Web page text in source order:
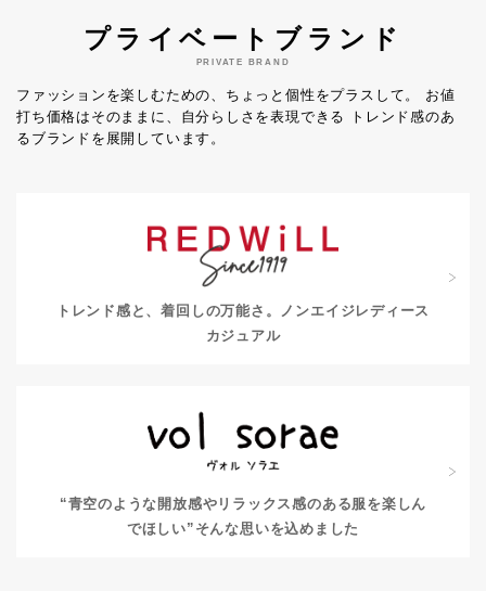
プライベートブランド
PRIVATE BRAND
ファッションを楽しむための、ちょっと個性をプラスして。
お値
打ち価格はそのままに、自分らしさを表現できる
トレンド感のあ
るブランドを展開しています。
トレンド感と、着回しの万能さ。
ノンエイジレディース
カジュアル
“青空のような開放感やリラックス感のある服を楽しん
でほしい” そんな思いを込めました